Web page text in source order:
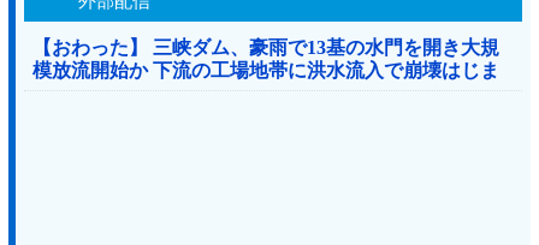
【おわった】 三峡ダム、豪雨で13基の水門を開き大規
模放流開始か 下流の工場地帯に洪水流入で崩壊はじま
る